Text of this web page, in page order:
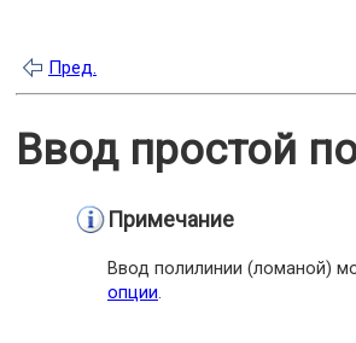
Пред.
Ввод простой
Примечание
Ввод полилинии (ломаной)
опции.